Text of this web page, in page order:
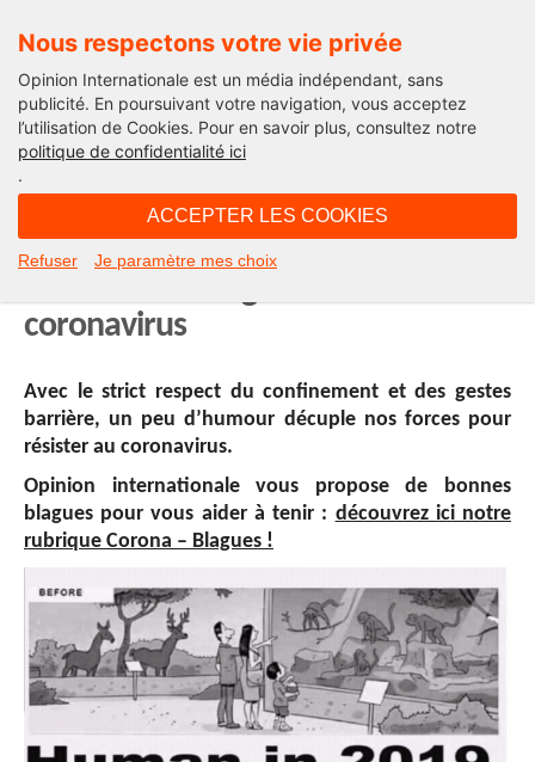
Nous respectons votre vie privée
Opinion Internationale est un média indépendant, sans
publicité. En poursuivant votre navigation, vous acceptez
l’utilisation de Cookies. Pour en savoir plus, consultez notre
politique de confidentialité ici
.
ACCEPTER LES COOKIES
Refuser Je paramètre mes choix
Les Corona-Blagues
Et les animaux prirent le pouvoir…
coronavirus
Avec le strict respect du confinement et des gestes
barrière, un peu d’humour décuple nos forces pour
résister au coronavirus.
Opinion internationale vous propose de bonnes
blagues pour vous aider à tenir : découvrez ici notre
rubrique Corona – Blagues !